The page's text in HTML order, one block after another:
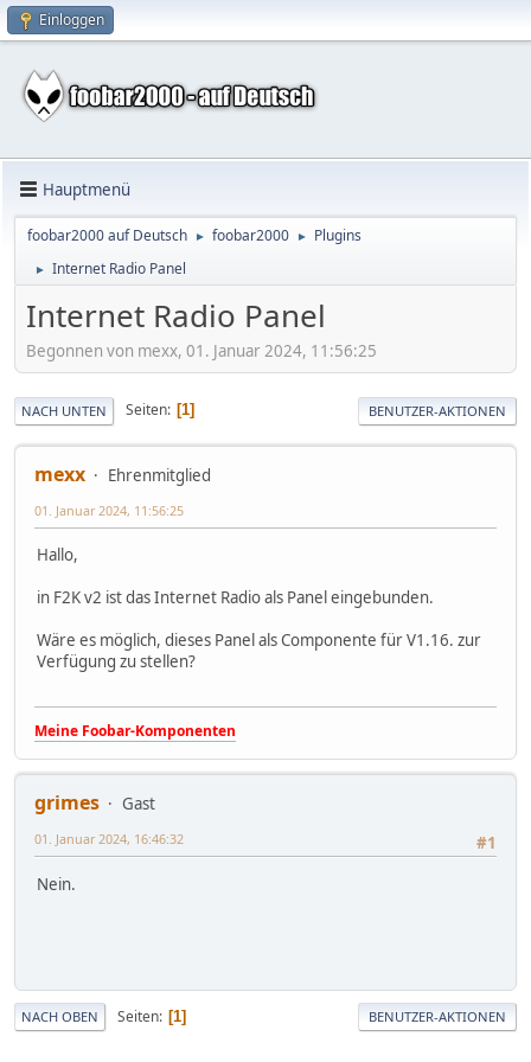
Einloggen
Hauptmenü
foobar2000 auf Deutsch ► foobar2000 ► Plugins
► Internet Radio Panel
Internet Radio Panel
Begonnen von mexx, 01. Januar 2024, 11:56:25
NACH UNTEN Seiten 1 BENUTZER-AKTIONEN
mexx Ehrenmitglied
01. Januar 2024, 11:56:25
Hallo,
in F2K v2 ist das Internet Radio als Panel eingebunden.
Wäre es möglich, dieses Panel als Componente für V1.16. zur
Verfügung zu stellen?
Meine Foobar-Komponenten
grimes
Gast
#1
01. Januar 2024, 16:46:32
Nein.
NACH OBEN Seiten 1 BENUTZER-AKTIONEN